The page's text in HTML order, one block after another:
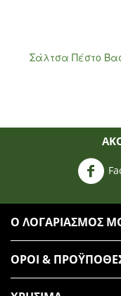
Σάλτσα Πέστο
Ο ΛΟΓΑΡΙΑΣΜΌΣ
ΌΡΟΙ &